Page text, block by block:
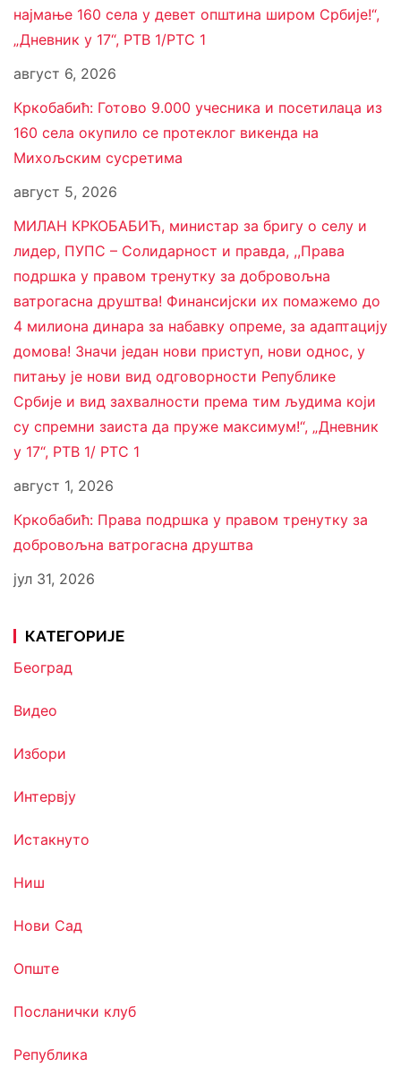
најмање 160 села у девет општина широм Србије!“,
„Дневник у 17“, РТВ 1/РТС 1
август 6, 2026
Кркобабић: Готово 9.000 учесника и посетилаца из
160 села окупило се протеклог викенда на
Михољским сусретима
август 5, 2026
МИЛАН КРКОБАБИЋ, министар за бригу о селу и
лидер, ПУПС – Солидарност и правда, ,,Права
подршка у правом тренутку за добровољна
ватрогасна друштва! Финансијски их помажемо до
4 милиона динара за набавку опреме, за адаптацију
домова! Значи један нови приступ, нови однос, у
питању је нови вид одговорности Републике
Србије и вид захвалности према тим људима који
су спремни заиста да пруже максимум!“, „Дневник
у 17“, РТВ 1/ РТС 1
август 1, 2026
Кркобабић: Права подршка у правом тренутку за
добровољна ватрогасна друштва
јул 31, 2026
КАТЕГОРИЈЕ
Београд
Видео
Избори
Интервју
Истакнуто
Ниш
Нови Сад
Опште
Посланички клуб
Република